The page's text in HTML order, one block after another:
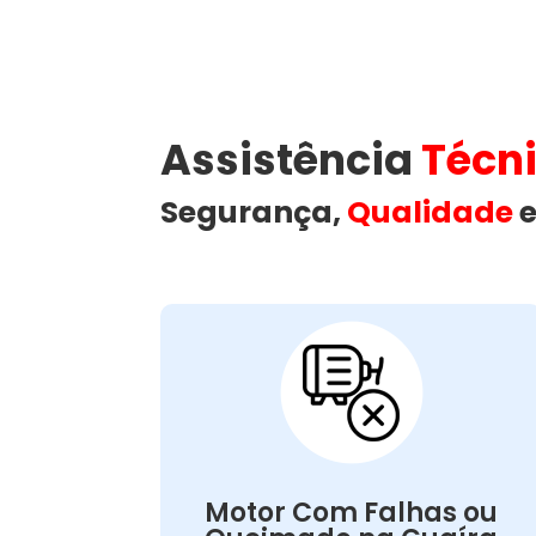
Assistência
Segurança, Qualidade
Motor Com Falhas ou
Motor Com Falhas
ou Queimado:
é responsável por movimentar
como falhas ou queima podem ocorrer